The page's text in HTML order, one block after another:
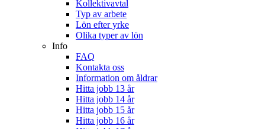
Kollektivavtal
Typ av arbete
Lön efter yrke
Olika typer av lön
Info
FAQ
Kontakta oss
Information om åldrar
Hitta jobb 13 år
Hitta jobb 14 år
Hitta jobb 15 år
Hitta jobb 16 år